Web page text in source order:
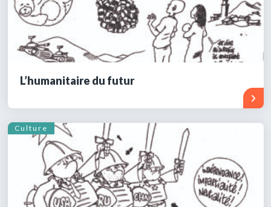
L’humanitaire du futur
Culture